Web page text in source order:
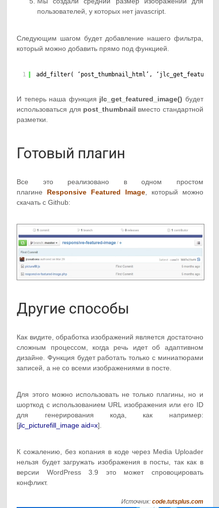
пользователей, у которых нет javascript.
Следующим шагом будет добавление нашего фильтра,
который можно добавить прямо под функцией.
1 add_filter( ‘post_thumbnail_html’,
И теперь наша функция jlc_get_featured_image() будет
использоваться для post_thumbnail вместо стандартной
разметки.
Готовый плагин
Все это реализовано в одном простом
плагине Responsive Featured Image, который можно
скачать с Github:
Другие способы
Как видите, обработка изображений является достаточно
сложным процессом, когда речь идет об адаптивном
дизайне. Функция будет работать только с миниатюрами
записей, а не со всеми изображениями в посте.
Для этого можно использовать не только плагины, но и
шорткод с использованием URL изображения или его ID
для генерирования кода, как например:
[jlc_picturefill_image aid=x].
К сожалению, без копания в коде через Media Uploader
нельзя будет загружать изображения в посты, так как в
версии WordPress 3.9 это может спровоцировать
конфликт.
Источник: code.tutsplus.com